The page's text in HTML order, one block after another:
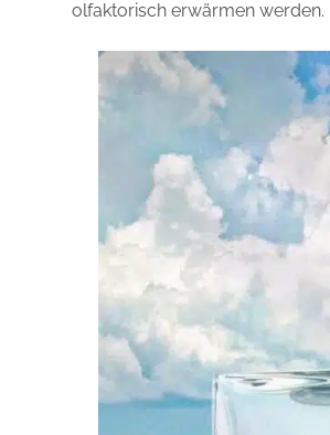
olfaktorisch erwärmen werden.